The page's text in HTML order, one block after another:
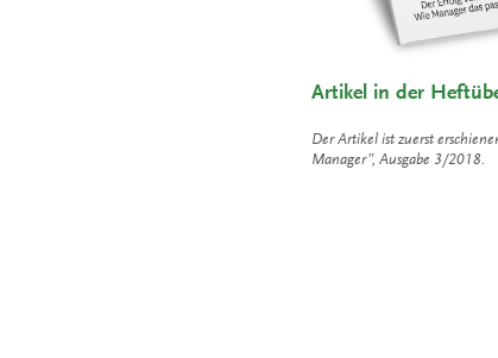
Artikel in der
Der Artikel ist zuerst
Manager”, Ausgabe 3/2018.